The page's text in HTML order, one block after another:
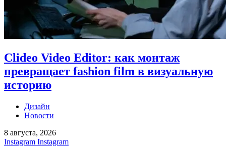
Clideo Video Editor: как монтаж
превращает fashion film в визуальную
историю
Дизайн
Новости
8 августа, 2026
Instagram Instagram